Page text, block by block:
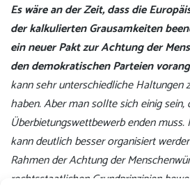
Es wäre an der Zeit, dass die
der kalkulierten Grausamkeiten
ein neuer Pakt zur Achtung der
den demokratischen Parteien
kann sehr unterschiedliche Haltungen
haben. Aber man sollte sich einig sein,
Überbietungswettbewerb enden
kann deutlich besser organisiert
Rahmen der Achtung der
rechtsstaatlichen Grundprinzipien